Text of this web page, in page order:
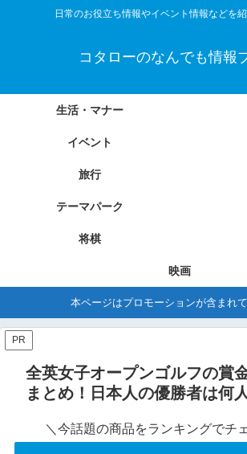
日常のお役立ち情報やイベント情報などを
コタローのなんでも情報
生活・マナー
イベント
旅行
テーマパーク
将棋
映画
本ページはプロモーションが含まれて
PR
全英女子オープンゴルフの賞
まとめ！日本人の優勝者は何
＼今話題の商品をランキングでチ